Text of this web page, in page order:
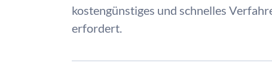
kostengünstiges und schnelles
erfordert.